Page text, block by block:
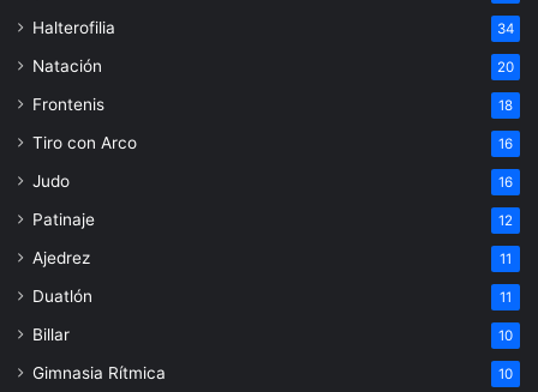
Halterofilia 34
Natación 20
Frontenis 18
Tiro con Arco 16
Judo 16
Patinaje 12
Ajedrez 11
Duatlón 11
Billar 10
Gimnasia Rítmica 10